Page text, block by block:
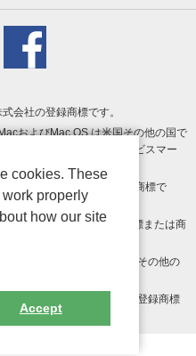
会社の登録商標です。
およびMac OS は米国その他の国で
Store は Apple Inc. のサービスマー
ロゴ は Google LLC の商標で
その他の国における登録商標または商
、Adobe Inc.の米国およびその他の
、ロゴは各社の商標または登録商標
cookies. These
properly
how our site
Accept